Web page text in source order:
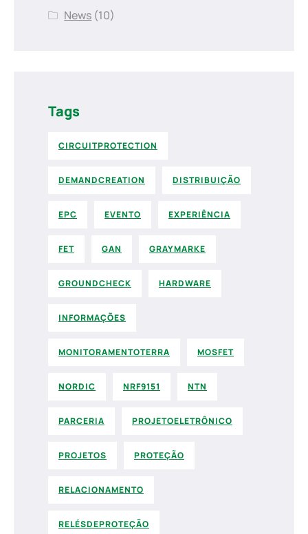
News (10)
Tags
CIRCUITPROTECTION
DEMANDCREATION DISTRIBUIÇÃO
EPC EVENTO EXPERIÊNCIA
FET GAN GRAYMARKE
GROUNDCHECK HARDWARE
INFORMAÇÕES
MONITORAMENTOTERRA MOSFET
NORDIC NRF9151 NTN
PARCERIA PROJETOELETRÔNICO
PROJETOS PROTEÇÃO
RELACIONAMENTO
RELÉSDEPROTEÇÃO